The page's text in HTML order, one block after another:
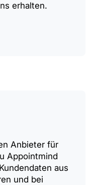
erhalten.
Anbieter für
Appointmind
aus
und bei